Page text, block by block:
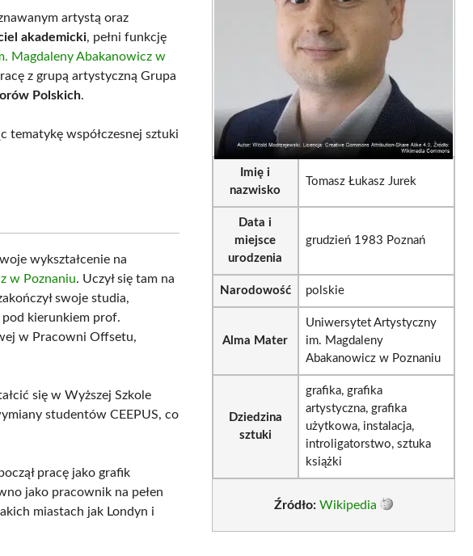
artystą oraz
akademicki, pełni funkcję
Magdaleny Abakanowicz w
z grupą artystyczną Grupa
Polskich.
tematykę współczesnej sztuki
wykształcenie na
w Poznaniu. Uczył się tam na
swoje studia,
kierunkiem prof.
w Pracowni Offsetu,
się w Wyższej Szkole
studentów CEEPUS, co
pracę jako grafik
jako pracownik na pełen
miastach jak Londyn i
Imię i
nazwisko
Tomasz Łukasz Jurek
Data i
miejsce
urodzenia
grudzień 1983 Poznań
Narodowość polskie
Alma Mater
Uniwersytet Artystyczny
im. Magdaleny
Abakanowicz w Poznaniu
Dziedzina
sztuki
grafika, grafika
artystyczna, grafika
użytkowa, instalacja,
introligatorstwo, sztuka
książki
Źródło: Wikipedia